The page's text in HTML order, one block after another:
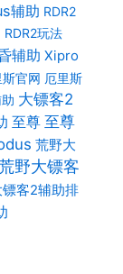
辅助 RDR2
RDR2玩法
辅助 Xipro
斯官网 厄里斯
大镖客2
至尊 至尊
荒野大
野大镖客
客2辅助排